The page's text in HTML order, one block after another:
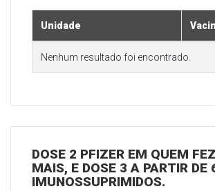
Unidade
Nenhum resultado foi encontrado.
DOSE 2 PFIZER EM QUEM
MAIS, E DOSE 3 A PARTIR
IMUNOSSUPRIMIDOS.